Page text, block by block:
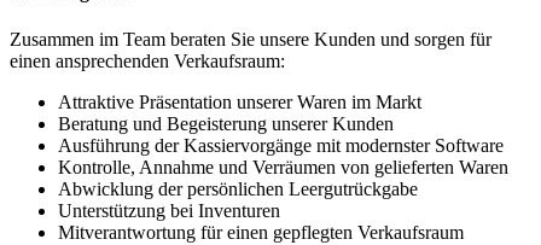
Zusammen im Team beraten Sie unsere Kunden und sorgen für
einen ansprechenden Verkaufsraum:
Attraktive Präsentation unserer Waren im Markt
Beratung und Begeisterung unserer Kunden
Ausführung der Kassiervorgänge mit modernster Software
Kontrolle, Annahme und Verräumen von gelieferten Waren
Abwicklung der persönlichen Leergutrückgabe
Unterstützung bei Inventuren
Mitverantwortung für einen gepflegten Verkaufsraum